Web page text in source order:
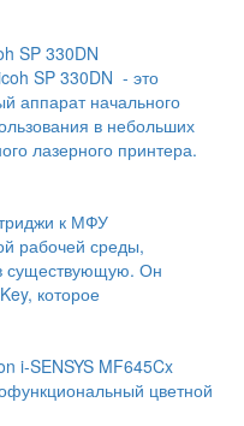
SP 330DN
SP 330DN - это
аппарат начального
в небольших
лазерного принтера.
к МФУ
рабочей среды,
существующую. Он
которое
i-SENSYS MF645Cx
цветной